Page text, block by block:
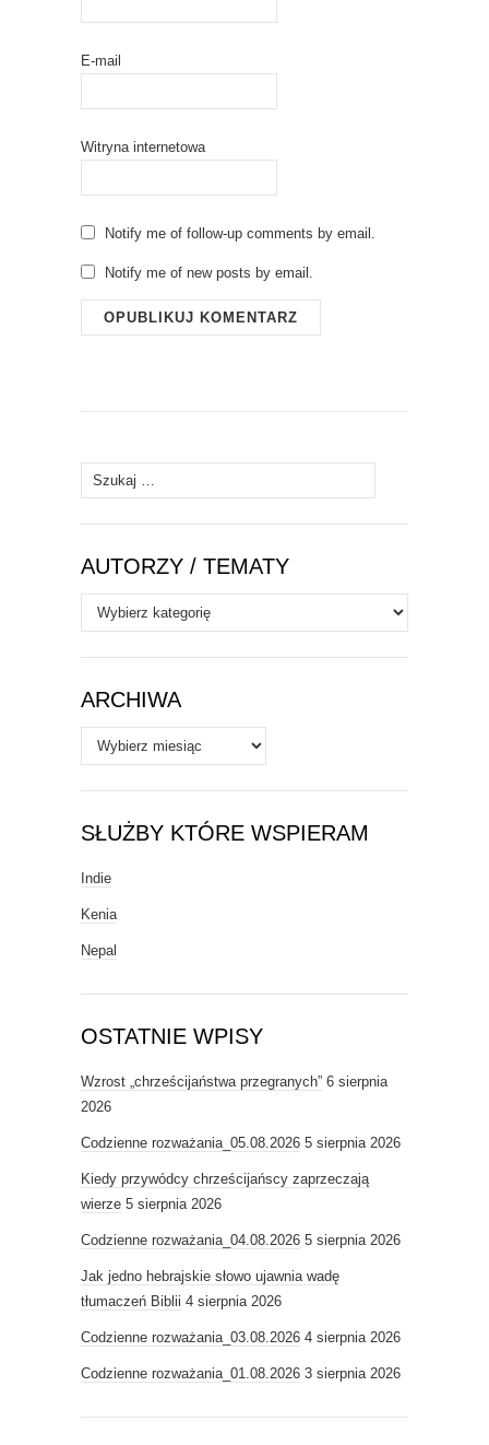
E-mail
Witryna internetowa
Notify me of follow-up comments by email.
Notify me of new posts by email.
Szukaj:
AUTORZY / TEMATY
Autorzy
/
Tematy
ARCHIWA
Archiwa
SŁUŻBY KTÓRE WSPIERAM
Indie
Kenia
Nepal
OSTATNIE WPISY
Wzrost „chrześcijaństwa przegranych” 6 sierpnia
2026
Codzienne rozważania_05.08.2026 5 sierpnia 2026
Kiedy przywódcy chrześcijańscy zaprzeczają
wierze 5 sierpnia 2026
Codzienne rozważania_04.08.2026 5 sierpnia 2026
Jak jedno hebrajskie słowo ujawnia wadę
tłumaczeń Biblii 4 sierpnia 2026
Codzienne rozważania_03.08.2026 4 sierpnia 2026
Codzienne rozważania_01.08.2026 3 sierpnia 2026